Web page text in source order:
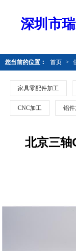
深圳市
您当前的位置： 首页 >
家具零配件加工
CNC加工 铝
北京三轴